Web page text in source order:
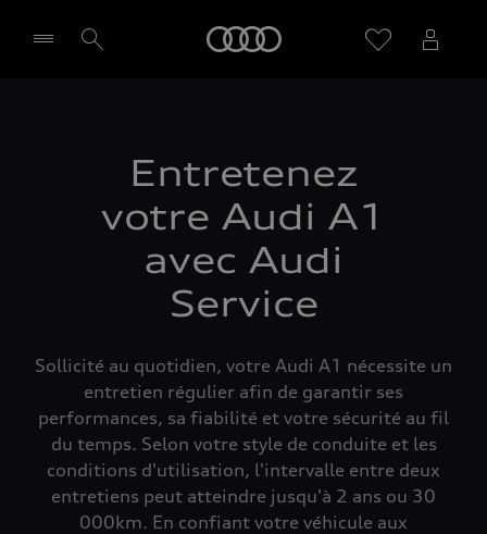
Entretenez
votre Audi A1
avec Audi
Service
Sollicité au quotidien, votre Audi A1 nécessite un
entretien régulier afin de garantir ses
performances, sa fiabilité et votre sécurité au fil
du temps. Selon votre style de conduite et les
conditions d'utilisation, l'intervalle entre deux
entretiens peut atteindre jusqu'à 2 ans ou 30
000km. En confiant votre véhicule aux